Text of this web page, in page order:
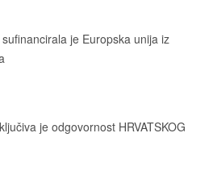
je Europska unija iz
je odgovornost HRVATSKOG